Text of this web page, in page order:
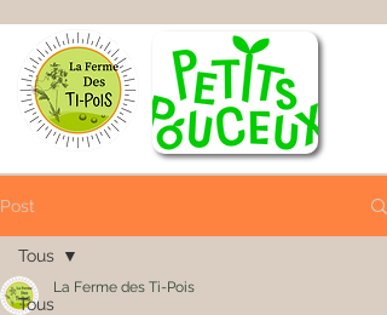
Post
Tous
Tous
La Ferme des Ti-Pois